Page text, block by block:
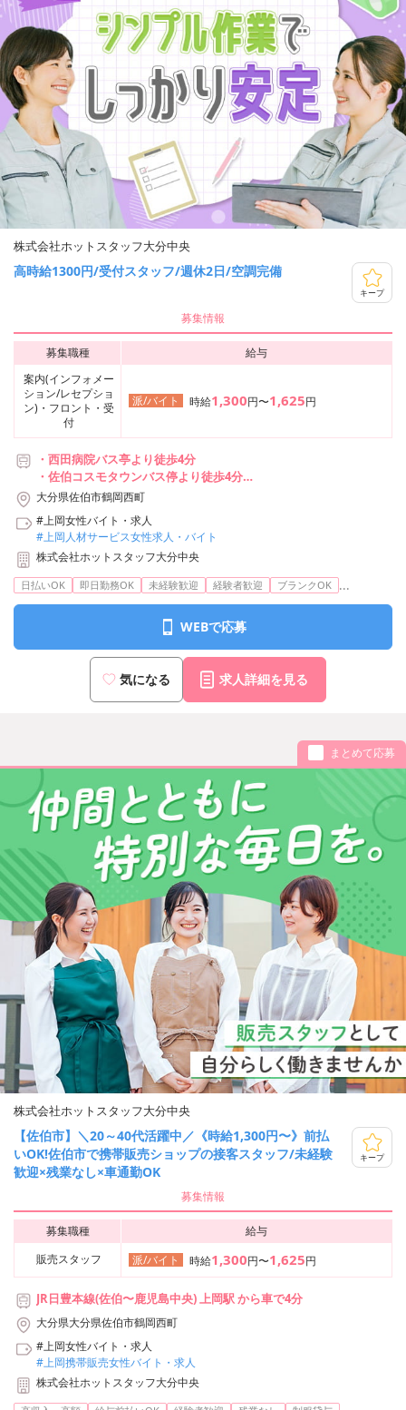
株式会社ホットスタッフ大分中央
高時給1300円/受付スタッフ/週休2日/空調完備
キープ
募集情報
募集職種
給与
案内(インフォメー
ション/レセプショ
ン)・フロント・受
付
派/バイト 時給1,300円〜1,625円
・西田病院バス亭より徒歩4分
・佐伯コスモタウンバス停より徒歩4分
・佐伯駅から車で10分
大分県佐伯市鶴岡西町
#上岡女性バイト・求人
#上岡人材サービス女性求人・バイト
株式会社ホットスタッフ大分中央
日払いOK 即日勤務OK 未経験歓迎 経験者歓迎 ブランクOK ...
WEBで応募
気になる 求人詳細を見る
まとめて応募
株式会社ホットスタッフ大分中央
【佐伯市】＼20～40代活躍中／《時給1,300円〜》前払
いOK!佐伯市で携帯販売ショップの接客スタッフ/未経験
歓迎×残業なし×車通勤OK
キープ
募集情報
募集職種
給与
販売スタッフ
派/バイト 時給1,300円〜1,625円
JR日豊本線(佐伯〜鹿児島中央) 上岡駅 から車で4分
大分県大分県佐伯市鶴岡西町
#上岡女性バイト・求人
#上岡携帯販売女性バイト・求人
株式会社ホットスタッフ大分中央